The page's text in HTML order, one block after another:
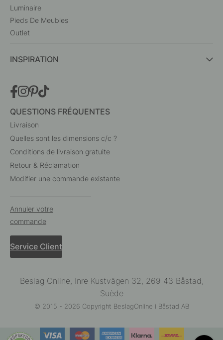
Luminaire
Pieds De Meubles
Outlet
INSPIRATION
QUESTIONS FRÉQUENTES
Livraison
Quelles sont les dimensions c/c ?
Conditions de livraison gratuite
Retour & Réclamation
Modifier une commande existante
Annuler votre
commande
Service Client
Beslag Online, Inre Kustvägen 32, 269 43 Båstad,
Suède
© 2015 - 2026 Copyright BeslagOnline i Båstad AB